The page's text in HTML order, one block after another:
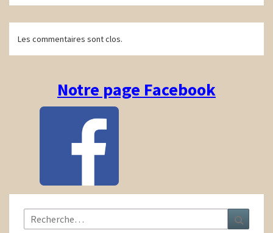
Navigation
d'article
Les commentaires sont clos.
Notre page Facebook
Rechercher :